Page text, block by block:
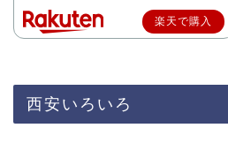
楽天で購入
西安いろいろ